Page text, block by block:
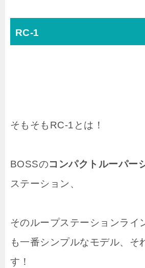
RC-1
そもそもRC-1とは！
BOSSのコンパクトルーパー
ステーション、
そのループステーションライ
も一番シンプルなモデル、そ
す！